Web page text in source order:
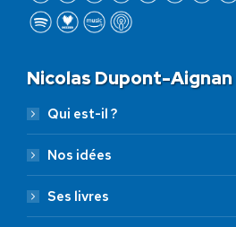
Nicolas Dupont-Aignan
Qui est-il ?
Nos idées
Ses livres